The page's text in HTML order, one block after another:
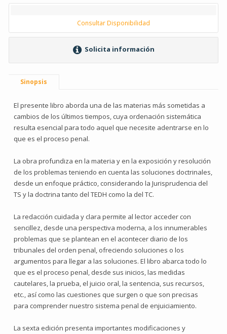
Consultar Disponibilidad
Solicita información
Sinopsis
El presente libro aborda una de las materias más sometidas a
cambios de los últimos tiempos, cuya ordenación sistemática
resulta esencial para todo aquel que necesite adentrarse en lo
que es el proceso penal.
La obra profundiza en la materia y en la exposición y resolución
de los problemas teniendo en cuenta las soluciones doctrinales,
desde un enfoque práctico, considerando la Jurisprudencia del
TS y la doctrina tanto del TEDH como la del TC.
La redacción cuidada y clara permite al lector acceder con
sencillez, desde una perspectiva moderna, a los innumerables
problemas que se plantean en el acontecer diario de los
tribunales del orden penal, ofreciendo soluciones o los
argumentos para llegar a las soluciones. El libro abarca todo lo
que es el proceso penal, desde sus inicios, las medidas
cautelares, la prueba, el juicio oral, la sentencia, sus recursos,
etc., así como las cuestiones que surgen o que son precisas
para comprender nuestro sistema penal de enjuiciamiento.
La sexta edición presenta importantes modificaciones y